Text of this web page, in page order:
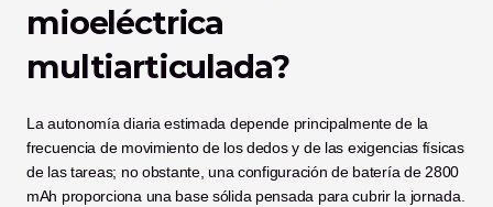
mioeléctrica
multiarticulada?
La autonomía diaria estimada depende principalmente de la
frecuencia de movimiento de los dedos y de las exigencias físicas
de las tareas; no obstante, una configuración de batería de 2800
mAh proporciona una base sólida pensada para cubrir la jornada.